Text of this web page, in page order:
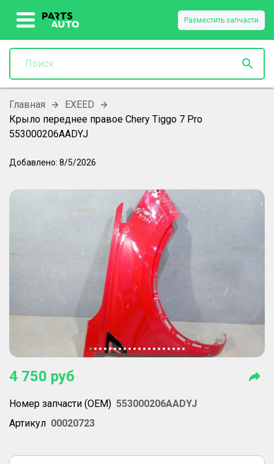
Разместить запчасти
Главная
EXEED
Крыло переднее правое Chery Tiggo 7 Pro
553000206AADYJ
Добавлено: 8/5/2026
4 750 руб
Номер запчасти (OEM) 553000206AADYJ
Артикул 00020723